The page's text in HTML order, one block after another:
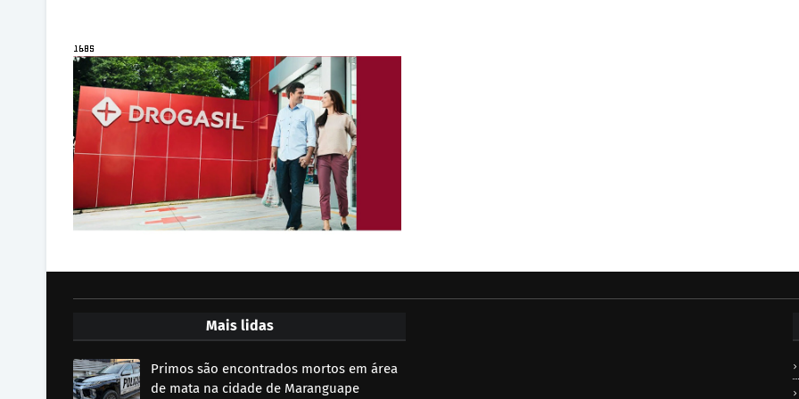
Mais lidas
Primos são encontrados mortos em área
de mata na cidade de Maranguape